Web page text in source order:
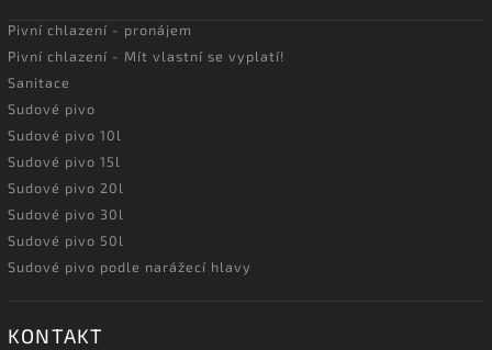
Pivní chlazení - pronájem
Pivní chlazení - Mít vlastní se vyplatí!
Sanitace
Sudové pivo
Sudové pivo 10l
Sudové pivo 15l
Sudové pivo 20l
Sudové pivo 30l
Sudové pivo 50l
Sudové pivo podle narážecí hlavy
KONTAKT